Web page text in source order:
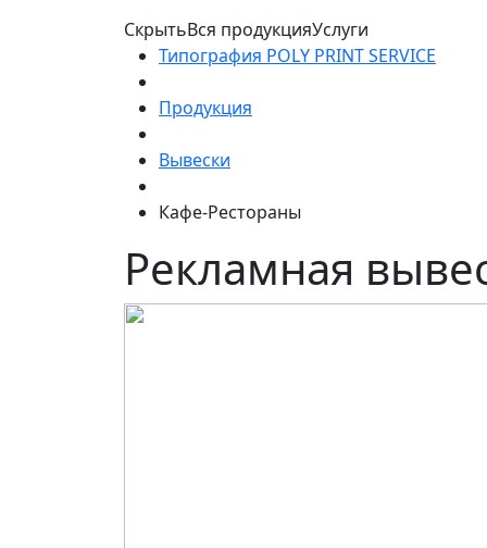
СкрытьВся продукцияУслуги
Типография POLY PRINT SERVICE
Продукция
Вывески
Кафе-Рестораны
Рекламная